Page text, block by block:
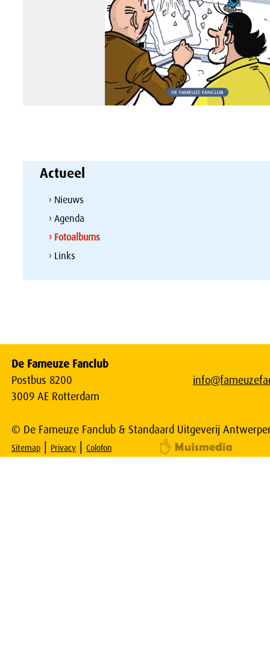
Actueel
› Nieuws
› Agenda
› Fotoalbums
› Links
De Fameuze Fanclub
Postbus 8200
3009 AE Rotterdam
© De Fameuze Fanclub & Standaard Uitgeverij
Sitemap | Privacy |Colofon